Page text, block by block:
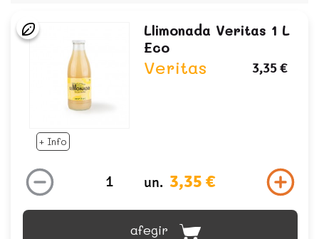
+ Info
Llimonada Veritas 1 L
Eco
Veritas 3,35 €
un. 3,35 €
afegir